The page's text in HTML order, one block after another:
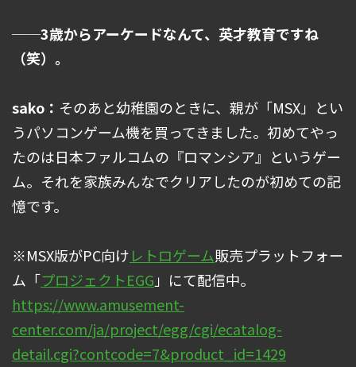
──3歳からアーケードなんて、英才教育ですね
（笑）。
sako： そのあと幼稚園のときに、親が「MSX」とい
うパソコンゲーム機を買ってきました。初めてやっ
たのは日本ファルコムの『ロマンシア』というゲー
ム。それを家族みんなでクリアしたのが初めての記
憶です。
※MSX版がPC向けレトロゲーム販売プラットフォー
ム「プロジェクトEGG」にて配信中。
https://www.amusement-
center.com/ja/project/egg/cgi/ecatalog-
detail.cgi?contcode=7&product_id=1429